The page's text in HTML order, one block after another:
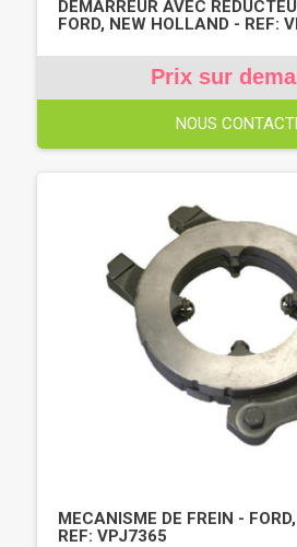
DÉMARREUR AVEC
FORD, NEW HOLLAND - REF:
Prix sur
NOUS
MECANISME DE FREIN -
REF: VPJ7365